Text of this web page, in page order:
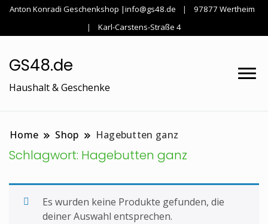
Anton Konradi Geschenkshop |info@gs48.de
97877 Wertheim
Karl-Carstens-Straße 4
GS48.de
Haushalt & Geschenke
Home Shop Hagebutten ganz
Schlagwort: Hagebutten ganz
Es wurden keine Produkte gefunden, die
deiner Auswahl entsprechen.